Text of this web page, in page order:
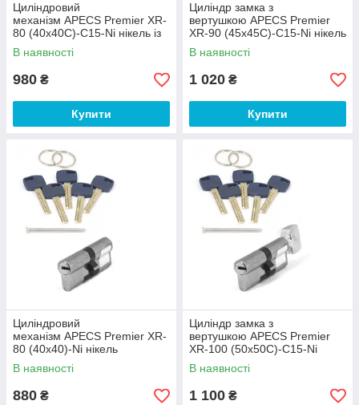
Циліндровий
механізм APECS Premier XR-
80 (40х40С)-C15-Ni нікель із
вертушкою
В наявності
980 ₴
Купити
Циліндр замка з
вертушкою APECS Premier
XR-90 (45х45С)-C15-Ni нікель
В наявності
1 020 ₴
Купити
Циліндровий
механізм APECS Premier XR-
80 (40х40)-Ni нікель
В наявності
880 ₴
Циліндр замка з
вертушкою APECS Premier
XR-100 (50х50С)-C15-Ni
нікель
В наявності
1 100 ₴